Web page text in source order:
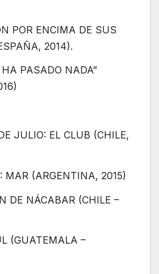
POR ENCIMA DE SUS
2014).
PASADO NADA”
JULIO: EL CLUB (CHILE,
MAR (ARGENTINA, 2015)
DE NÁCABAR (CHILE –
(GUATEMALA –